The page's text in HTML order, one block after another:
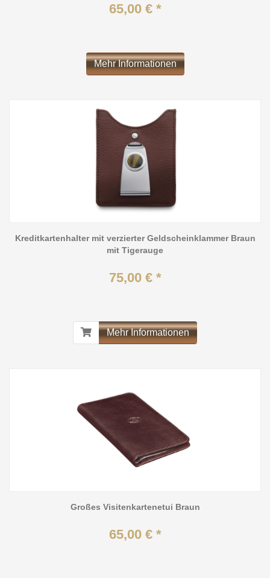
65,00 € *
Mehr Informationen
Kreditkartenhalter mit verzierter Geldscheinklammer Braun
mit Tigerauge
75,00 € *
Mehr Informationen
Großes Visitenkartenetui Braun
65,00 € *